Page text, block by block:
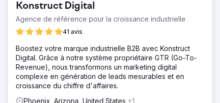
aucun mot-clé concurrentiel. Il avait besoin d'un
partenaire pour gérer l'ensemble de son écosystème
digital – de la conception à la gestion des leads – afin de
rivaliser avec les agences établies. L'enjeu était
d'intégrer le top 3 des résultats de recherche sur Google
Maps dans une ville concurrentielle, tout en préparant
une expansion nationale.
Solution
Notre stratégie reposait sur les meilleures pratiques du
référencement local. Nous avons refondu le site web en
Konstruct Digital
Agence de référence pour la croissance industrielle
41 avis
Boostez votre marque industrielle B2B avec Konstruct
Digital. Grâce à notre système propriétaire GTR (Go-To-
Revenue), nous transformons un marketing digital
complexe en génération de leads mesurables et en
croissance du chiffre d'affaires.
Phoenix, Arizona, United States +1